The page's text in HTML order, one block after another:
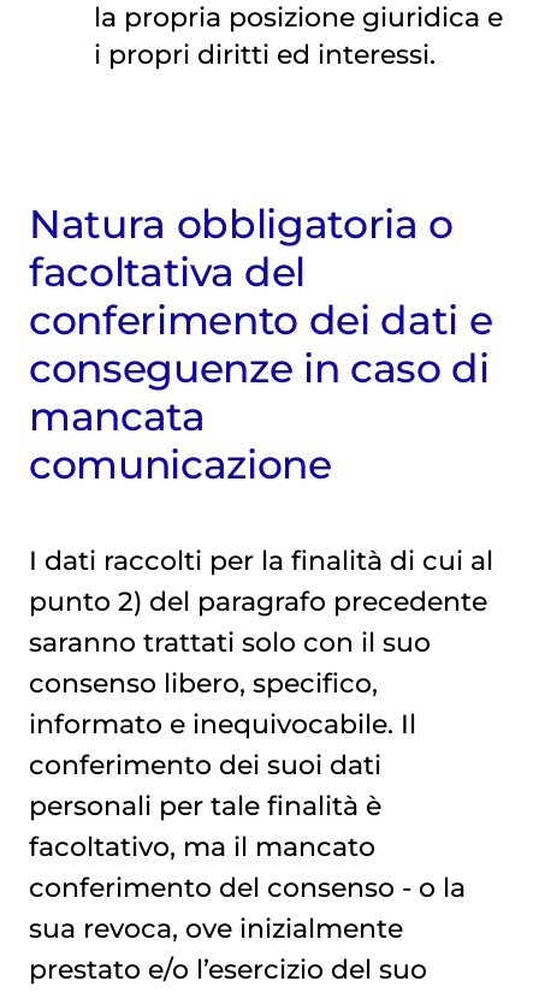
la propria posizione giuridica e
i propri diritti ed interessi.
Natura obbligatoria o
facoltativa del
conferimento dei dati e
conseguenze in caso di
mancata
comunicazione
I dati raccolti per la finalità di cui al
punto 2) del paragrafo precedente
saranno trattati solo con il suo
consenso libero, specifico,
informato e inequivocabile. Il
conferimento dei suoi dati
personali per tale finalità è
facoltativo, ma il mancato
conferimento del consenso - o la
sua revoca, ove inizialmente
prestato e/o l’esercizio del suo